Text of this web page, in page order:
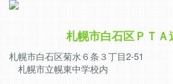
札幌市白石区ＰＴＡ
札幌市白石区菊水６条３丁目2-51
札幌市立幌東中学校内